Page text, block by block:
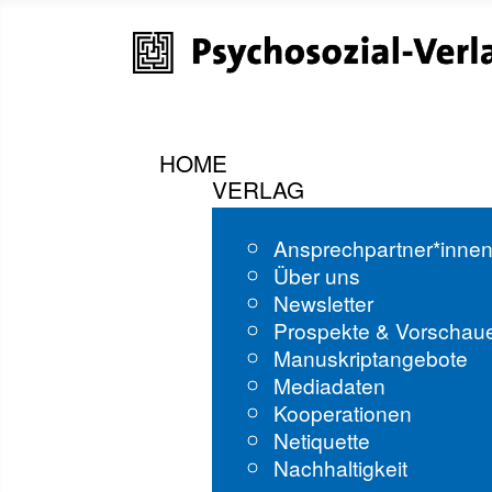
HOME
VERLAG
Über uns
Newsletter
Prospekte &
Manuskriptangebote
Mediadaten
Kooperationen
Netiquette
Nachhaltigkeit